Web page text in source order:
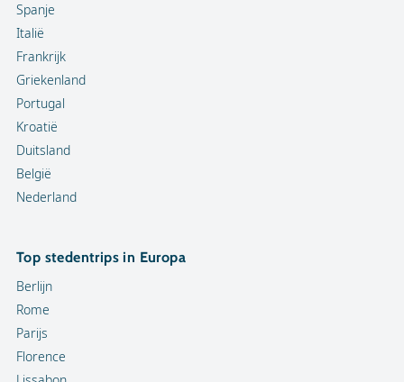
Spanje
Italië
Frankrijk
Griekenland
Portugal
Kroatië
Duitsland
België
Nederland
Top stedentrips in Europa
Berlijn
Rome
Parijs
Florence